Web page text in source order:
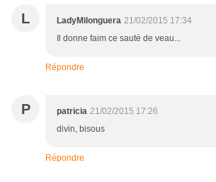
L LadyMilonguera 21/02/2015 17:34
Il donne faim ce sauté de veau...
Répondre
P patricia 21/02/2015 17:26
divin, bisous
Répondre